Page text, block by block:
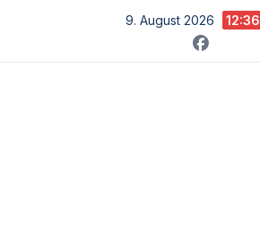
springen
9. August 2026 12:36